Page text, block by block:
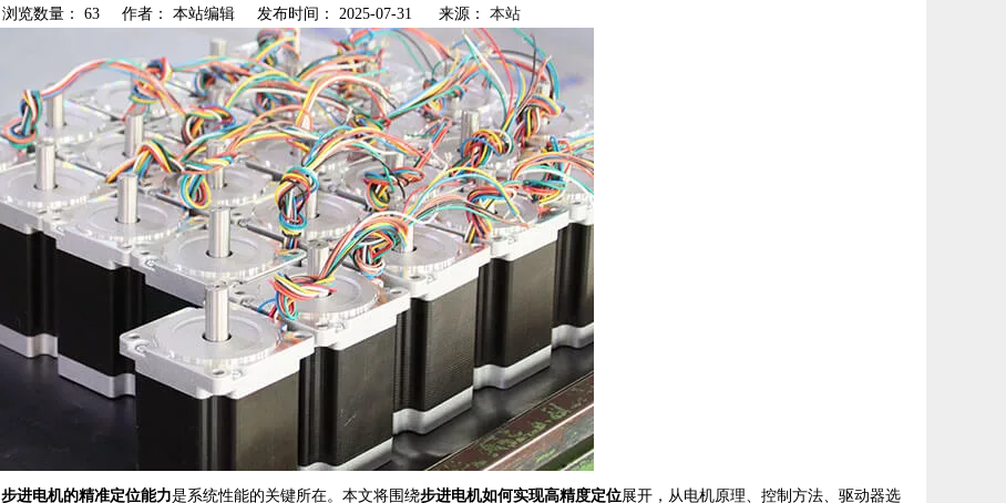
浏览数量： 63 作者： 本站编辑 发布时间： 2025-07-31 来源： 本站
步进电机的精准定位能力是系统性能的关键所在。本文将围绕步进电机如何实现高精度定位展开，从电机原理、控制方法、驱动器选